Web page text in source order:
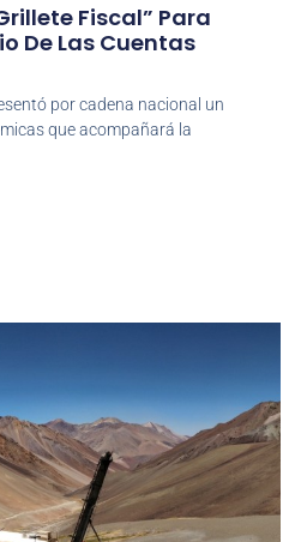
Fiscal” Para
De Las Cuentas
por cadena nacional un
que acompañará la